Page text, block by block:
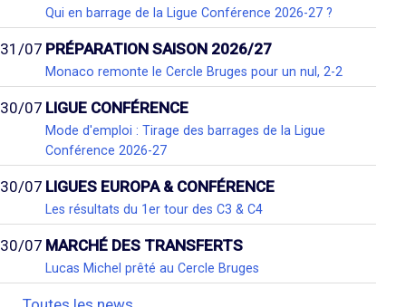
Qui en barrage de la Ligue Conférence 2026-27 ?
31/07 PRÉPARATION SAISON 2026/27
Monaco remonte le Cercle Bruges pour un nul, 2-2
30/07 LIGUE CONFÉRENCE
Mode d'emploi : Tirage des barrages de la Ligue
Conférence 2026-27
30/07 LIGUES EUROPA & CONFÉRENCE
Les résultats du 1er tour des C3 & C4
30/07 MARCHÉ DES TRANSFERTS
Lucas Michel prêté au Cercle Bruges